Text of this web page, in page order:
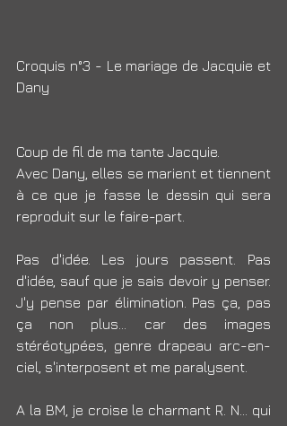
Croquis n°3 - Le mariage de Jacquie et
Dany
Coup de fil de ma tante Jacquie.
Avec Dany, elles se marient et tiennent
à ce que je fasse le dessin qui sera
reproduit sur le faire-part.
Pas d'idée. Les jours passent. Pas
d'idée, sauf que je sais devoir y penser.
J'y pense par élimination. Pas ça, pas
ça non plus... car des images
stéréotypées, genre drapeau arc-en-
ciel, s'interposent et me paralysent.
A la BM, je croise le charmant R. N... qui